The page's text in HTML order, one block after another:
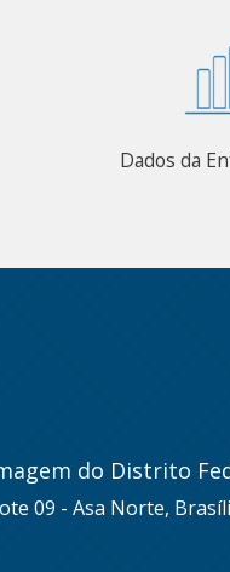
Dados da
do Distrito
09 - Asa Norte,